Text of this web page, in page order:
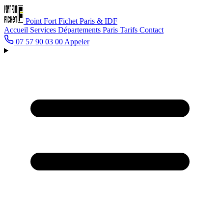
Point Fort Fichet Paris & IDF
Accueil Services Départements Paris Tarifs Contact
07 57 90 03 00 Appeler